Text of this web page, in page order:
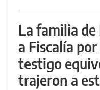
La familia
a Fiscalía
testigo
trajeron a